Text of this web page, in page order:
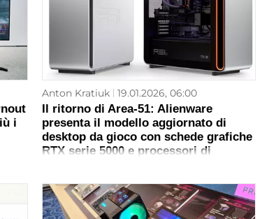
i
Anton Kratiuk 19.01.2026, 06:00
Il ritorno di Area‑51: Alienware
presenta il modello aggiornato di
desktop da gioco con schede grafiche
RTX serie 5000 e processori di